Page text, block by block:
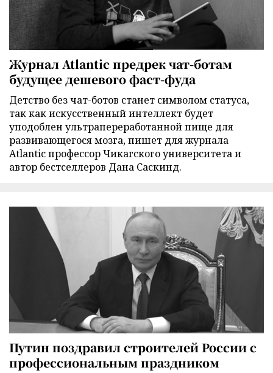
Журнал Atlantic предрек чат-ботам
будущее дешевого фаст-фуда
Детство без чат-ботов станет символом статуса,
так как искусственный интеллект будет
уподоблен ультрапереработанной пище для
развивающегося мозга, пишет для журнала
Atlantic профессор Чикагского университета и
автор бестселлеров Дана Саскинд.
Путин поздравил строителей России с
профессиональным праздником